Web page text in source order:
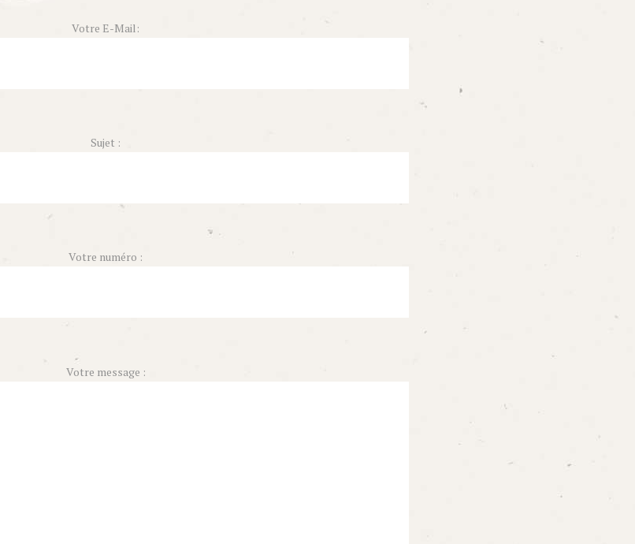
Votre E-Mail:
Sujet :
Votre numéro :
Votre message :